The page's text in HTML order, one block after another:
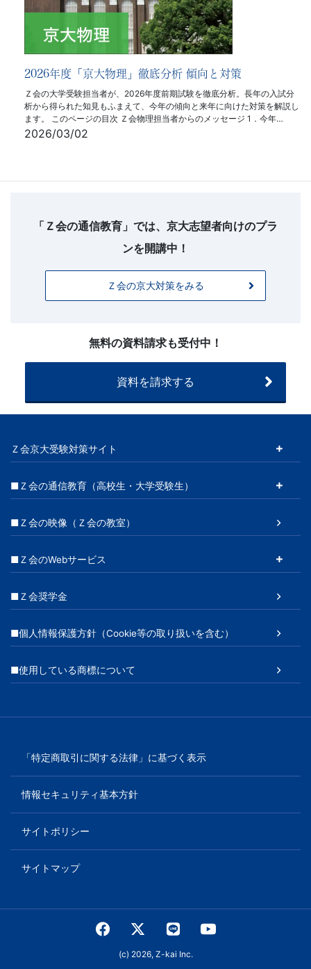
2026年度「京大物理」徹底分析 傾向と対策
Ｚ会の大学受験担当者が、2026年度前期試験を徹底分析。長年の入試分
析から得られた知見もふまえて、今年の傾向と来年に向けた対策を解説し
ます。 このページの目次 Ｚ会物理担当者からのメッセージ 1．今年…
2026/03/02
「Ｚ会の通信教育」では、京大志望者向けのプラ
ンを開講中！
Ｚ会の京大対策をみる
無料の資料請求も受付中！
資料を請求する
Ｚ会京大受験対策サイト
■Ｚ会の通信教育（高校生・大学受験生）
■Ｚ会の映像（Ｚ会の教室）
■Ｚ会のWebサービス
■Ｚ会奨学金
■個人情報保護方針（Cookie等の取り扱いを含む）
■使用している商標について
「特定商取引に関する法律」に基づく表示
情報セキュリティ基本方針
サイトポリシー
サイトマップ
(c) 2026, Z-kai Inc.